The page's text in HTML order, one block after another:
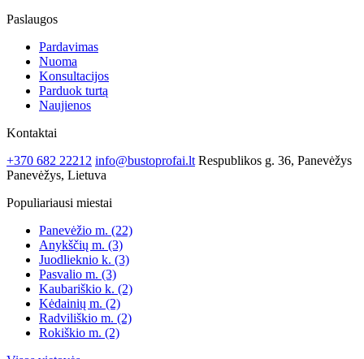
Paslaugos
Pardavimas
Nuoma
Konsultacijos
Parduok turtą
Naujienos
Kontaktai
+370 682 22212 info@bustoprofai.lt Respublikos g. 36, Panevėžys
Panevėžys, Lietuva
Populiariausi miestai
Panevėžio m. (22)
Anykščių m. (3)
Juodlieknio k. (3)
Pasvalio m. (3)
Kaubariškio k. (2)
Kėdainių m. (2)
Radviliškio m. (2)
Rokiškio m. (2)